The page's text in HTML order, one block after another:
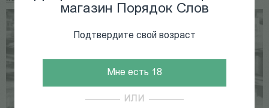
магазин Порядок Слов
Подтвердите свой возраст
Мне есть 18
ИЛИ